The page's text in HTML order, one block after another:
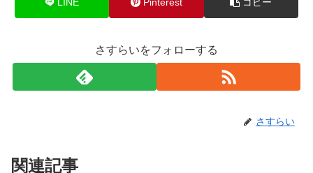
さすらいをフォローする
さすらい
関連記事